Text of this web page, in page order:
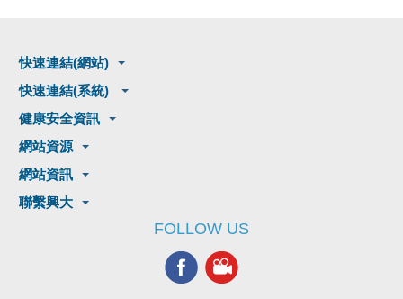
快速連結(網站)
快速連結(系統)
健康安全資訊
網站資源
網站資訊
聯繫興大
FOLLOW US